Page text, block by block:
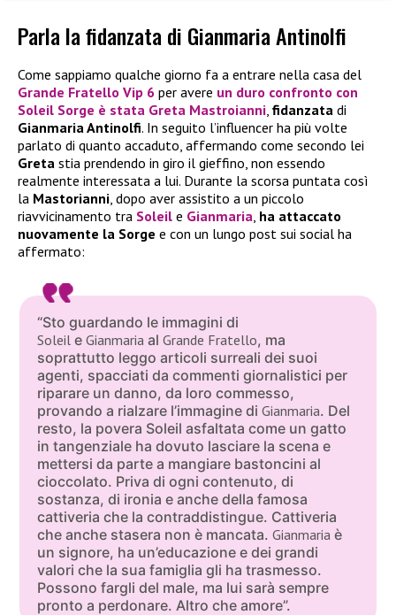
Parla la fidanzata di Gianmaria Antinolfi
Come sappiamo qualche giorno fa a entrare nella casa del
Grande Fratello Vip 6 per avere un duro confronto con
Soleil Sorge è stata Greta Mastroianni, fidanzata di
Gianmaria Antinolfi. In seguito l’influencer ha più volte
parlato di quanto accaduto, affermando come secondo lei
Greta stia prendendo in giro il gieffino, non essendo
realmente interessata a lui. Durante la scorsa puntata così
la Mastorianni, dopo aver assistito a un piccolo
riavvicinamento tra Soleil e Gianmaria, ha attaccato
nuovamente la Sorge e con un lungo post sui social ha
affermato:
“Sto guardando le immagini di
Soleil eGianmaria al Grande Fratello, ma
soprattutto leggo articoli surreali dei suoi
agenti, spacciati da commenti giornalistici per
riparare un danno, da loro commesso,
provando a rialzare l’immagine diGianmaria. Del
resto, la povera Soleil asfaltata come un gatto
in tangenziale ha dovuto lasciare la scena e
mettersi da parte a mangiare bastoncini al
cioccolato. Priva di ogni contenuto, di
sostanza, di ironia e anche della famosa
cattiveria che la contraddistingue. Cattiveria
che anche stasera non è mancata.Gianmaria è
un signore, ha un’educazione e dei grandi
valori che la sua famiglia gli ha trasmesso.
Possono fargli del male, ma lui sarà sempre
pronto a perdonare. Altro che amore”.